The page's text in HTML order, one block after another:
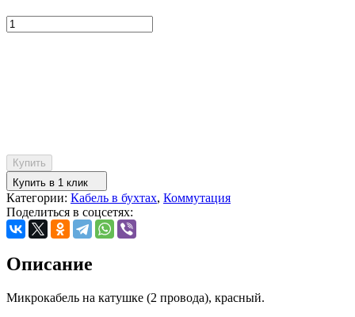
Купить
Купить в 1 клик
Категории: Кабель в бухтах, Коммутация
Поделиться в соцсетях:
Описание
Микрокабель на катушке (2 провода), красный.